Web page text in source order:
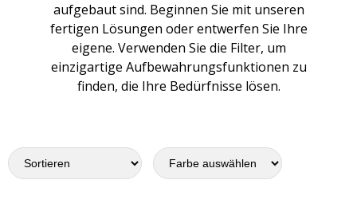
aufgebaut sind. Beginnen Sie mit unseren
fertigen Lösungen oder entwerfen Sie Ihre
eigene. Verwenden Sie die Filter, um
einzigartige Aufbewahrungsfunktionen zu
finden, die Ihre Bedürfnisse lösen.